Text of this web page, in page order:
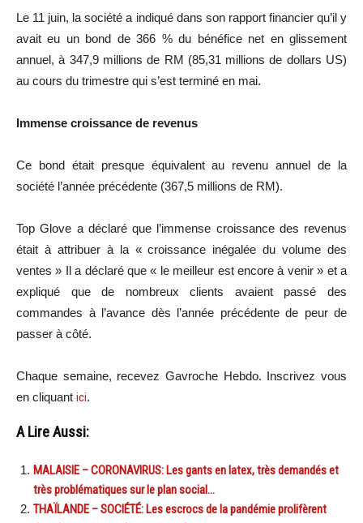
Le 11 juin, la société a indiqué dans son rapport financier qu’il y
avait eu un bond de 366 % du bénéfice net en glissement
annuel, à 347,9 millions de RM (85,31 millions de dollars US)
au cours du trimestre qui s’est terminé en mai.
Immense croissance de revenus
Ce bond était presque équivalent au revenu annuel de la
société l’année précédente (367,5 millions de RM).
Top Glove a déclaré que l’immense croissance des revenus
était à attribuer à la « croissance inégalée du volume des
ventes » Il a déclaré que « le meilleur est encore à venir » et a
expliqué que de nombreux clients avaient passé des
commandes à l’avance dès l’année précédente de peur de
passer à côté.
Chaque semaine, recevez Gavroche Hebdo. Inscrivez vous
en cliquant ici.
A Lire Aussi:
MALAISIE – CORONAVIRUS: Les gants en latex, très demandés et
très problématiques sur le plan social…
THAÏLANDE – SOCIÉTÉ: Les escrocs de la pandémie prolifèrent